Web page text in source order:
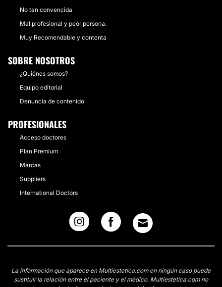
No tan convencida
Mal profesional y peor persona.
Muy Recomendable y contenta
SOBRE NOSOTROS
¿Quiénes somos?
Equipo editorial
Denuncia de contenido
PROFESIONALES
Acceso doctores
Plan Premium
Marcas
Suppliers
International Doctors
La información que aparece en Multiestetica.com en ningún caso puede
sustituir la relación entre el paciente y el médico. Multiestetica.com no